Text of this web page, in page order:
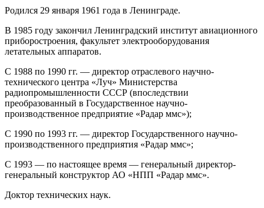
Родился 29 января 1961 года в Ленинграде.
В 1985 году закончил Ленинградский институт авиационного
приборостроения, факультет электрооборудования
летательных аппаратов.
С 1988 по 1990 гг. — директор отраслевого научно-
технического центра «Луч» Министерства
радиопромышленности СССР (впоследствии
преобразованный в Государственное научно-
производственное предприятие «Радар ммс»);
С 1990 по 1993 гг. — директор Государственного научно-
производственного предприятия «Радар ммс»;
С 1993 — по настоящее время — генеральный директор-
генеральный конструктор АО «НПП «Радар ммс».
Доктор технических наук.